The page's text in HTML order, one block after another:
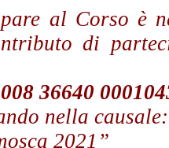
al Corso è
di
36640
nella
2021”